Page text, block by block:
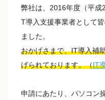
弊社は、2016年度（平成
T導入支援事業者として
ました。
おかげさまで、IT導入補
げられております。（IT
申請にあたり、パソコン